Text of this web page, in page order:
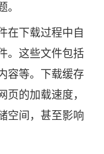
在下载过程中自
。这些文件包括
容等。下载缓存
页的加载速度，
空间，甚至影响